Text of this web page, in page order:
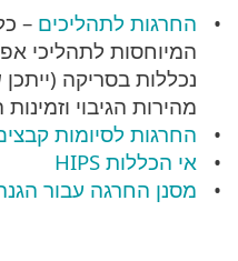
החרגות לתהליכים –
המיוחסות לתהליכי
נכללות בסריקה
מהירות הגיבוי
החרגות לסיומות
אי הכללות HIPS
מסנן החרגה עבור